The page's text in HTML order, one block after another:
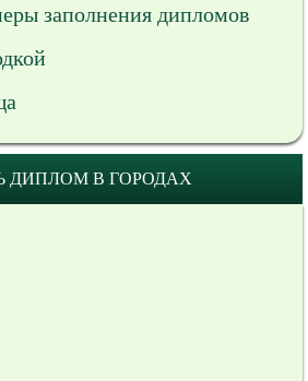
заполнения дипломов
ДИПЛОМ В ГОРОДАХ